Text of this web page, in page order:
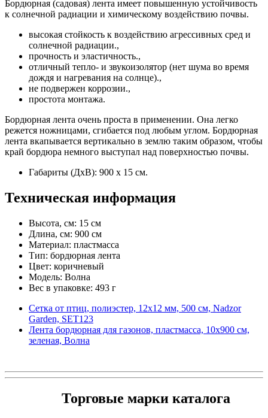
Бордюрная (садовая) лента имеет повышенную устойчивость
к солнечной радиации и химическому воздействию почвы.
высокая стойкость к воздействию агрессивных сред и
солнечной радиации.,
прочность и эластичность.,
отличный тепло- и звукоизолятор (нет шума во время
дождя и нагревания на солнце).,
не подвержен коррозии.,
простота монтажа.
Бордюрная лента очень проста в применении. Она легко
режется ножницами, сгибается под любым углом. Бордюрная
лента вкапывается вертикально в землю таким образом, чтобы
край бордюра немного выступал над поверхностью почвы.
Габариты (ДхВ): 900 х 15 см.
Техническая информация
Высота, см: 15 см
Длина, см: 900 см
Материал: пластмасса
Тип: бордюрная лента
Цвет: коричневый
Модель: Волна
Вес в упаковке: 493 г
Сетка от птиц, полиэстер, 12х12 мм, 500 см, Nadzor
Garden, SET123
Лента бордюрная для газонов, пластмасса, 10х900 см,
зеленая, Волна
Торговые марки каталога